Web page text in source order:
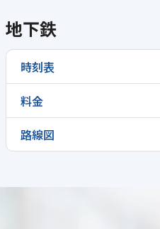
地下鉄
時刻表
料金
路線図